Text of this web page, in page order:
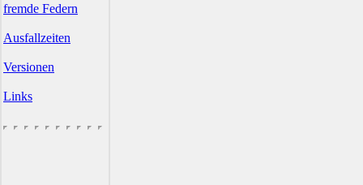
fremde Federn
Ausfallzeiten
Versionen
Links